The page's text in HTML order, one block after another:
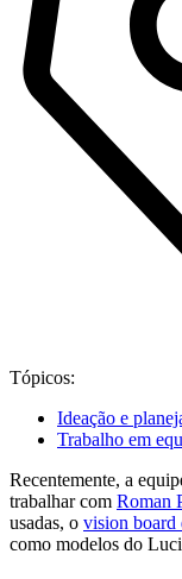
Tópicos:
Ideação e
Trabalho em
Recentemente, a
trabalhar com Roman
usadas, o vision board
como modelos do